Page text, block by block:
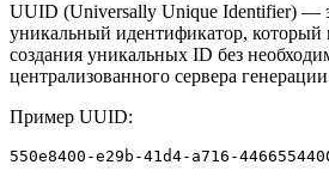
UUID (Universally Unique Identifier) —
уникальный идентификатор, который
создания уникальных ID без
централизованного сервера
Пример UUID:
550e8400-e29b-41d4-a716-